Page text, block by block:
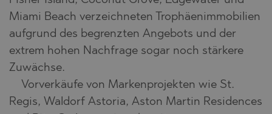
Miami Beach verzeichneten Trophäenimmobilien
aufgrund des begrenzten Angebots und der
extrem hohen Nachfrage sogar noch stärkere
Zuwächse.
Vorverkäufe von Markenprojekten wie St.
Regis, Waldorf Astoria, Aston Martin Residences